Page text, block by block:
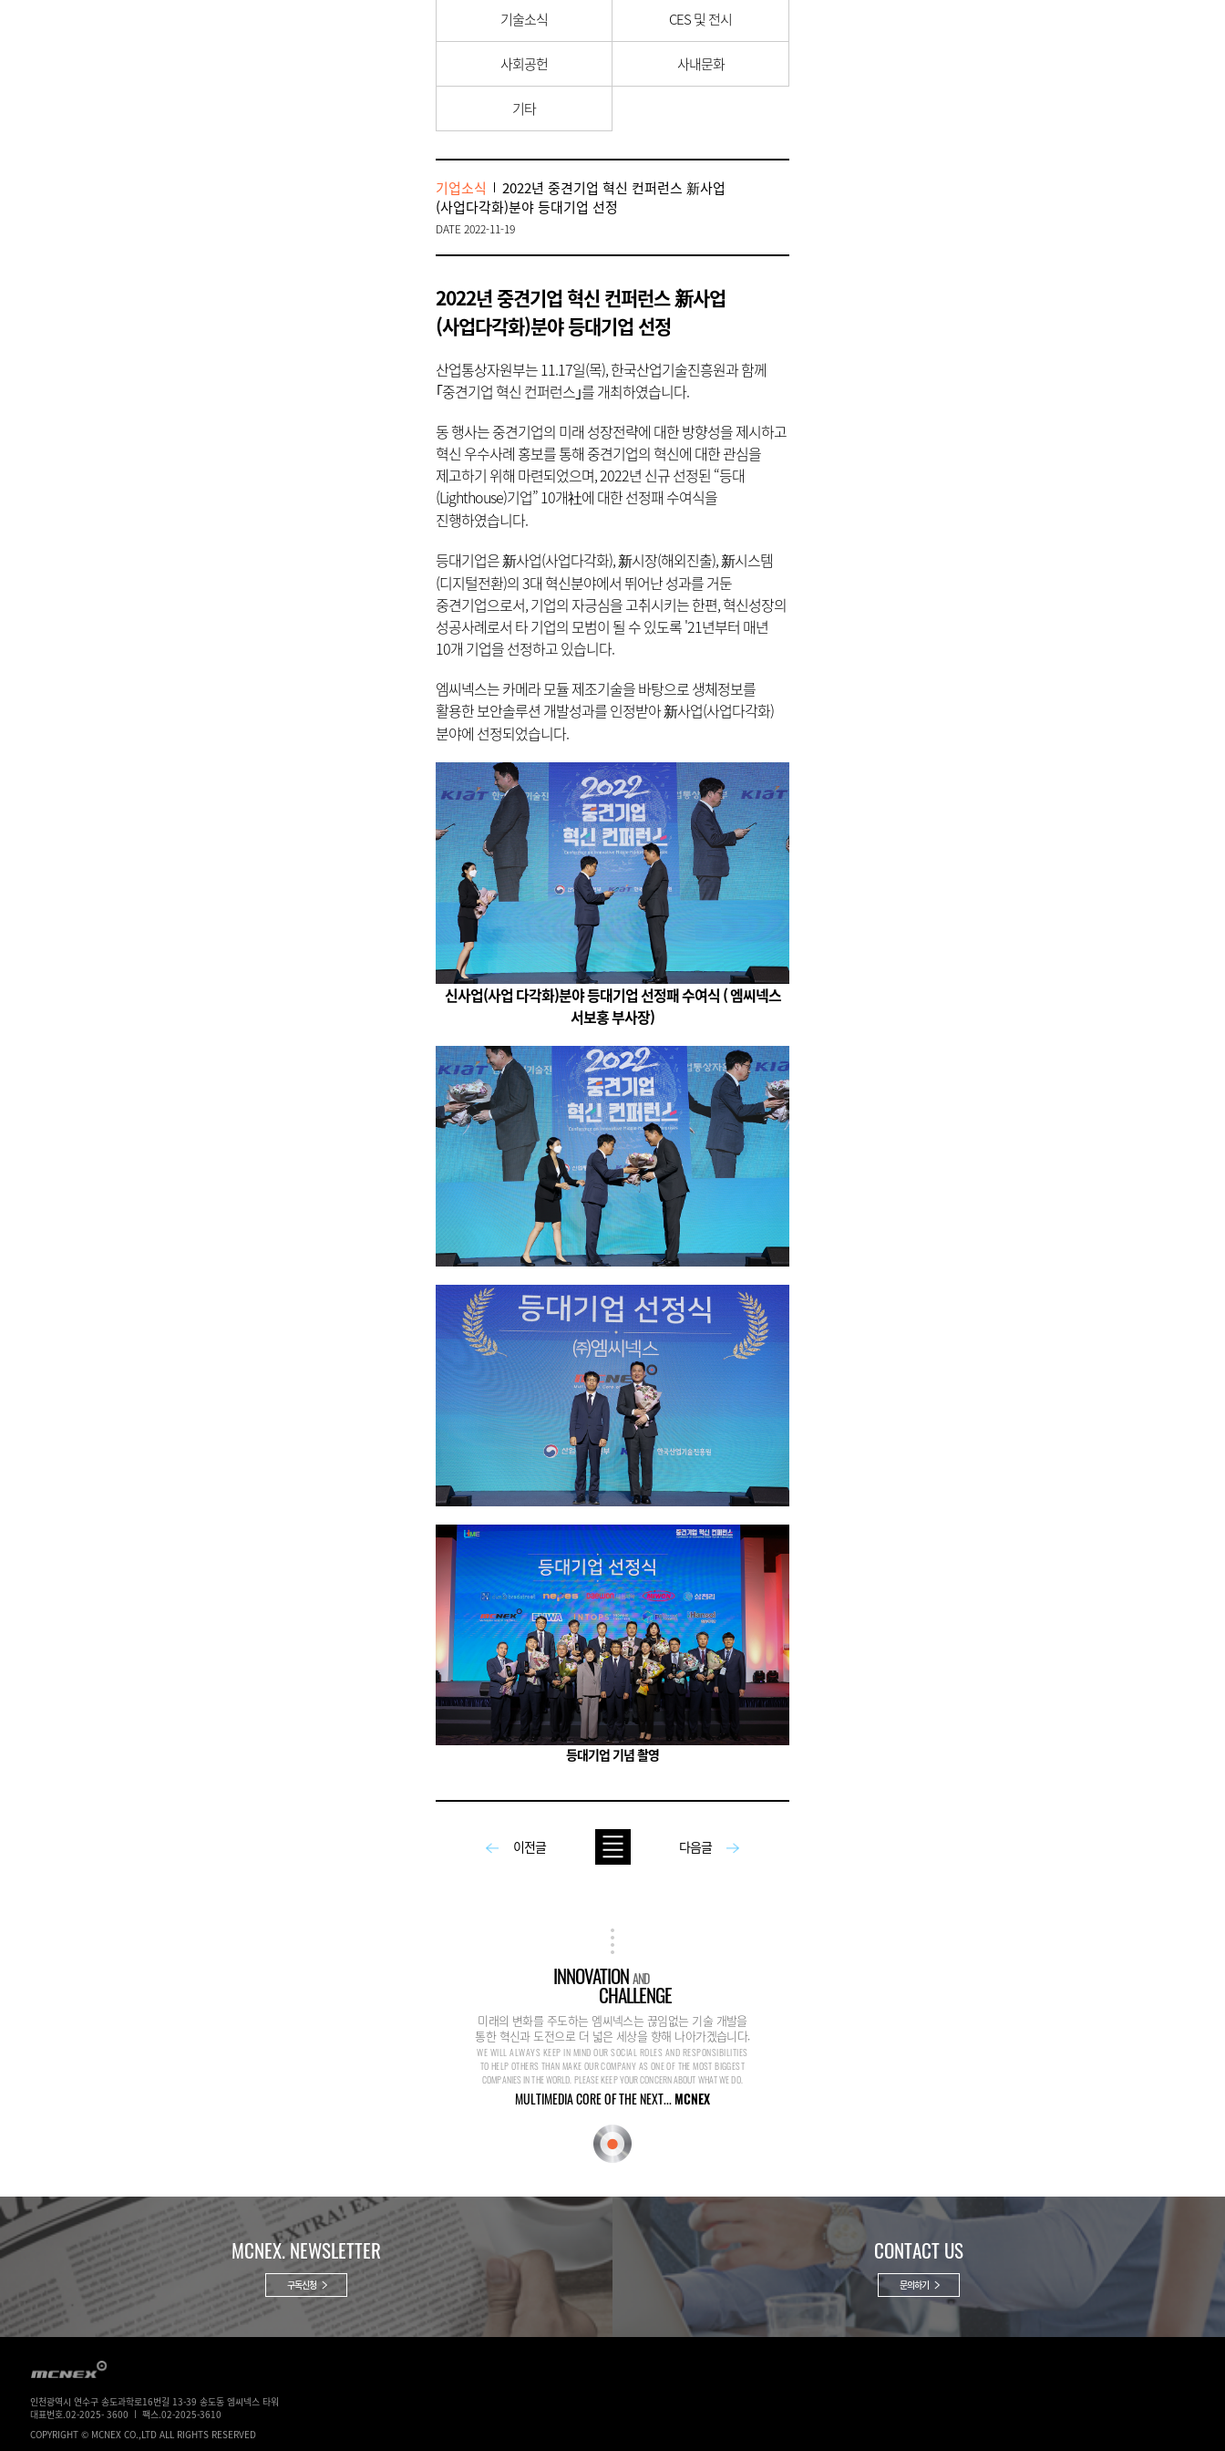
기술소식 CES 및 전시
사회공헌 사내문화
기타
기업소식
2022년 중견기업 혁신 컨퍼런스 新사업
(사업다각화)분야 등대기업 선정
DATE 2022-11-19
2022년 중견기업 혁신 컨퍼런스 新사업
(사업다각화)분야 등대기업 선정
산업통상자원부는 11.17일(목), 한국산업기술진흥원과 함께
｢중견기업 혁신 컨퍼런스｣를 개최하였습니다.
동 행사는 중견기업의 미래 성장전략에 대한 방향성을 제시하고
혁신 우수사례 홍보를 통해 중견기업의 혁신에 대한 관심을
제고하기 위해 마련되었으며, 2022년 신규 선정된 “등대
(Lighthouse)기업” 10개社에 대한 선정패 수여식을
진행하였습니다.
등대기업은 新사업(사업다각화), 新시장(해외진출), 新시스템
(디지털전환)의 3대 혁신분야에서 뛰어난 성과를 거둔
중견기업으로서, 기업의 자긍심을 고취시키는 한편, 혁신성장의
성공사례로서 타 기업의 모범이 될 수 있도록 '21년부터 매년
10개 기업을 선정하고 있습니다.
엠씨넥스는 카메라 모듈 제조기술을 바탕으로 생체정보를
활용한 보안솔루션 개발성과를 인정받아 新사업(사업다각화)
분야에 선정되었습니다.
신사업(사업 다각화)분야 등대기업 선정패 수여식 ( 엠씨넥스
서보홍 부사장)
등대기업 기념 촬영
이전글 다음글
INNOVATIONAND
CHALLENGE
미래의 변화를 주도하는 엠씨넥스는 끊임없는 기술 개발을
통한 혁신과 도전으로 더 넓은 세상을 향해 나아가겠습니다.
WE WILL ALWAYS KEEP IN MIND OUR SOCIAL ROLES AND RESPONSIBILITIES
TO HELP OTHERS THAN MAKE OUR COMPANY AS ONE OF THE MOST BIGGEST
COMPANIES IN THE WORLD. PLEASE KEEP YOUR CONCERN ABOUT WHAT WE DO.
MULTIMEDIA CORE OF THE NEXT...MCNEX
MCNEX. NEWSLETTER
구독신청
CONTACT US
문의하기
인천광역시 연수구 송도과학로16번길 13-39 송도동 엠씨넥스 타워
대표번호.02-2025- 3600 ㅣ 팩스.02-2025-3610
COPYRIGHT © MCNEX CO.,LTD ALL RIGHTS RESERVED